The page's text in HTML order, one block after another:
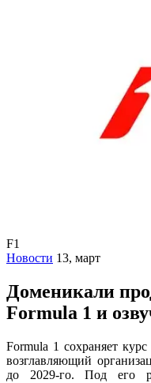
F1
Новости 13, март
Доменикали
Formula 1 и
Formula 1 сохраняет
возглавляющий
до 2029-го. Под его